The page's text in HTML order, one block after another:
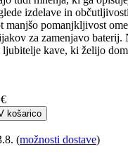
mleka
Mnogi hvalijo njegovo
pene, ki je po mnenju